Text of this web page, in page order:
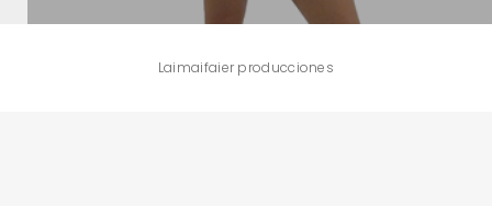
Laimaifaier producciones